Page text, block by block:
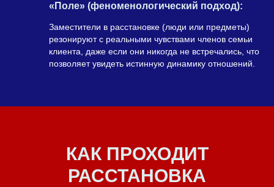
«Поле» (феноменологический подход):
Заместители в расстановке (люди или предметы)
резонируют с реальными чувствами членов семьи
клиента, даже если они никогда не встречались, что
позволяет увидеть истинную динамику отношений.
КАК ПРОХОДИТ
РАССТАНОВКА